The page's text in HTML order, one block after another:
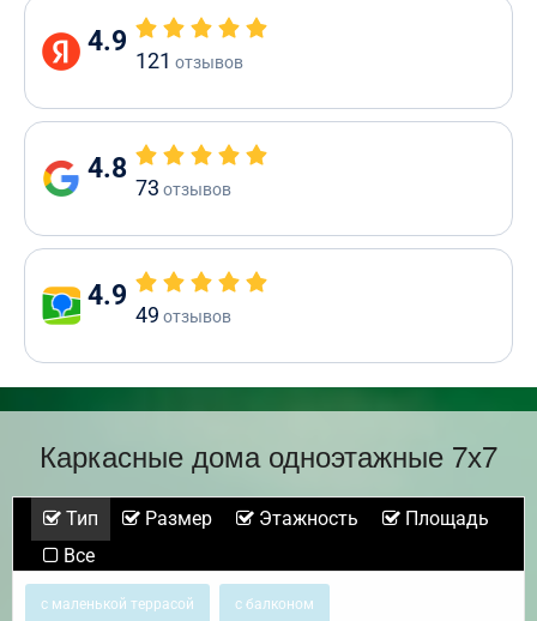
4.9
121 отзывов
4.8
73 отзывов
4.9
49 отзывов
Каркасные дома одноэтажные 7х7
Тип Размер Этажность
Площадь
Все
с маленькой террасой с балконом